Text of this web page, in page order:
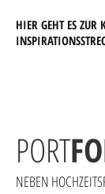
HIER GEHT ES ZUR
PORT
NEBEN